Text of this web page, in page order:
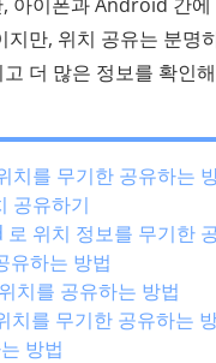
만, 위치 공유는 분명
더 많은 정보를 확인
치를 무기한 공유하는
공유하기
위치 정보를 무기한
유하는 방법
치를 공유하는 방법
를 무기한 공유하는
방법